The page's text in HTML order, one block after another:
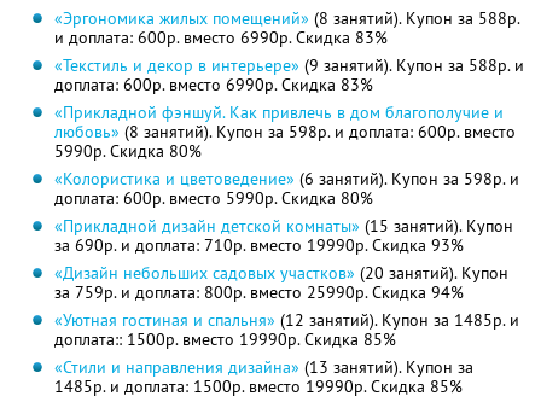
«Эргономика жилых помещений» (8 занятий). Купон за 588р.
и доплата: 600р. вместо 6990р. Скидка 83%
«Текстиль и декор в интерьере» (9 занятий). Купон за 588р. и
доплата: 600р. вместо 6990р. Скидка 83%
«Прикладной фэншуй. Как привлечь в дом благополучие и
любовь» (8 занятий). Купон за 598р. и доплата: 600р. вместо
5990р. Скидка 80%
«Колористика и цветоведение» (6 занятий). Купон за 598р. и
доплата: 600р. вместо 5990р. Скидка 80%
«Прикладной дизайн детской комнаты» (15 занятий). Купон
за 690р. и доплата: 710р. вместо 19990р. Скидка 93%
«Дизайн небольших садовых участков» (20 занятий). Купон
за 759р. и доплата: 800р. вместо 25990р. Скидка 94%
«Уютная гостиная и спальня» (12 занятий). Купон за 1485р. и
доплата:: 1500р. вместо 19990р. Скидка 85%
«Стили и направления дизайна» (13 занятий). Купон за
1485р. и доплата: 1500р. вместо 19990р. Скидка 85%